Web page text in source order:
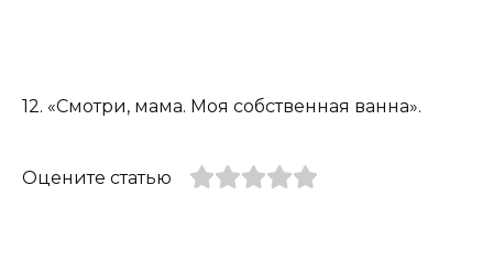
12. «Смотри, мама. Моя собственная ванна».
Оцените статью